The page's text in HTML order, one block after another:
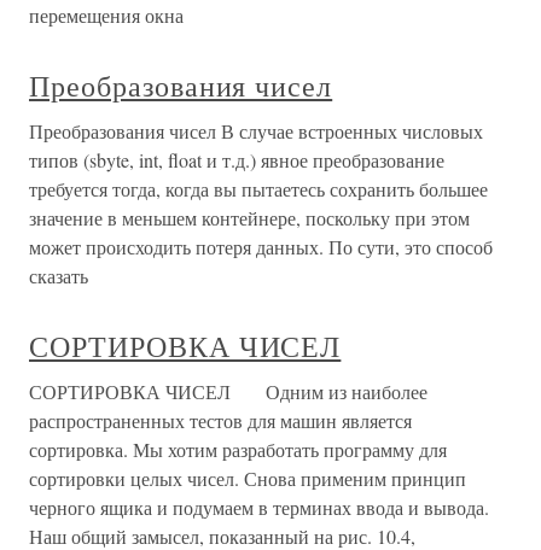
перемещения окна
Преобразования чисел
Преобразования чисел В случае встроенных числовых
типов (sbyte, int, float и т.д.) явное преобразование
требуется тогда, когда вы пытаетесь сохранить большее
значение в меньшем контейнере, поскольку при этом
может происходить потеря данных. По сути, это способ
сказать
СОРТИРОВКА ЧИСЕЛ
СОРТИРОВКА ЧИСЕЛ Одним из наиболее
распространенных тестов для машин является
сортировка. Мы хотим разработать программу для
сортировки целых чисел. Снова применим принцип
черного ящика и подумаем в терминах ввода и вывода.
Наш общий замысел, показанный на рис. 10.4,